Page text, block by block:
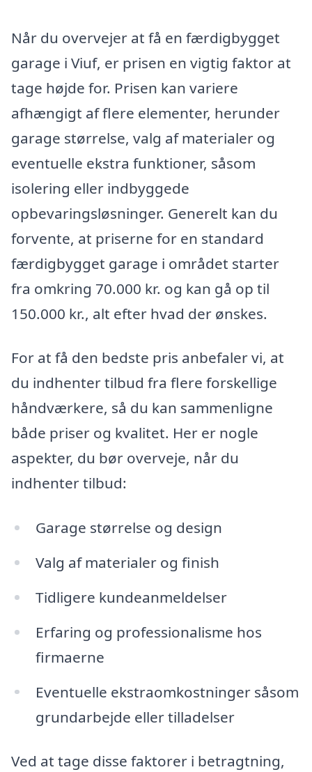
Når du overvejer at få en færdigbygget
garage i Viuf, er prisen en vigtig faktor at
tage højde for. Prisen kan variere
afhængigt af flere elementer, herunder
garage størrelse, valg af materialer og
eventuelle ekstra funktioner, såsom
isolering eller indbyggede
opbevaringsløsninger. Generelt kan du
forvente, at priserne for en standard
færdigbygget garage i området starter
fra omkring 70.000 kr. og kan gå op til
150.000 kr., alt efter hvad der ønskes.
For at få den bedste pris anbefaler vi, at
du indhenter tilbud fra flere forskellige
håndværkere, så du kan sammenligne
både priser og kvalitet. Her er nogle
aspekter, du bør overveje, når du
indhenter tilbud:
Garage størrelse og design
Valg af materialer og finish
Tidligere kundeanmeldelser
Erfaring og professionalisme hos
firmaerne
Eventuelle ekstraomkostninger såsom
grundarbejde eller tilladelser
Ved at tage disse faktorer i betragtning,